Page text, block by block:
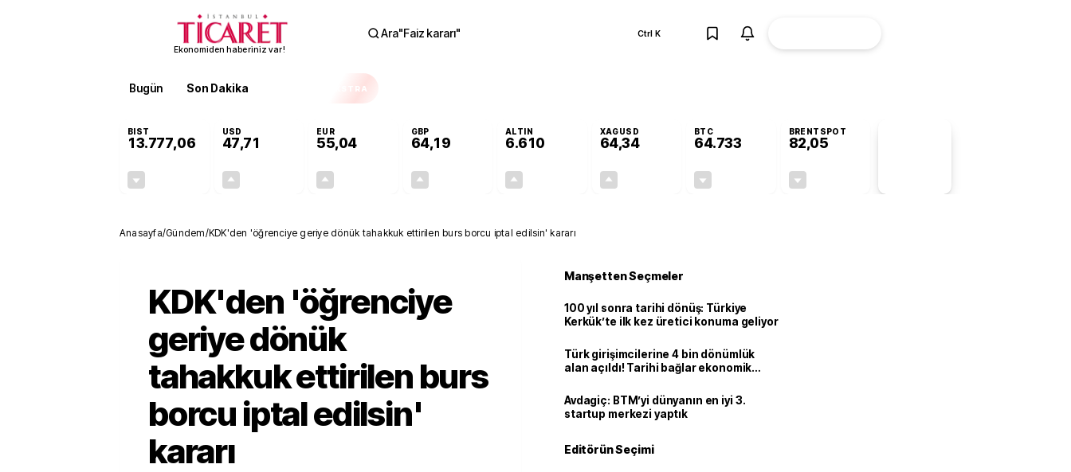
Ekonomiden haberiniz var!
Ara"Faiz kararı" Ctrl K
Bugün Son Dakika EKSTRA
BIST
13.777,06
USD
47,71
EUR
55,04
GBP
64,19
ALTIN
6.610
XAGUSD
64,34
BTC
64.733
BRENTSPOT
82,05
Anasayfa/Gündem/KDK'den 'öğrenciye geriye dönük tahakkuk ettirilen burs borcu iptal edilsin' kararı
KDK'den 'öğrenciye
geriye dönük
tahakkuk ettirilen burs
borcu iptal edilsin'
kararı
Manşetten Seçmeler
100 yıl sonra tarihi dönüş: Türkiye
Kerkük’te ilk kez üretici konuma geliyor
Türk girişimcilerine 4 bin dönümlük
alan açıldı! Tarihi bağlar ekonomik
Avdagiç: BTM’yi dünyanın en iyi 3.
startup merkezi yaptık
Editörün Seçimi